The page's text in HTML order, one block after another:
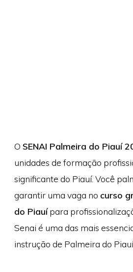
O SENAI Palmeira do Piauí
unidades de formação
significante do Piauí. Você
garantir uma vaga no curso
do Piauípara
Senai é uma das mais
instrução de Palmeira do